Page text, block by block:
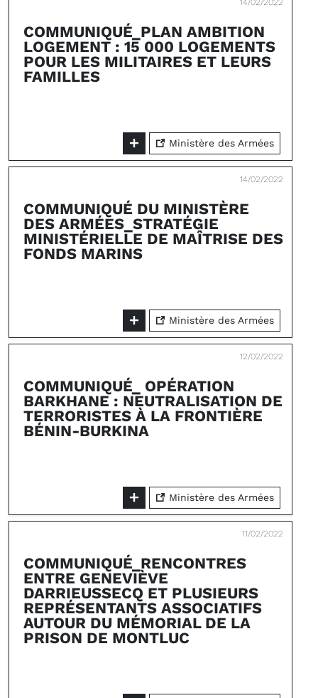
14/02/2022
COMMUNIQUÉ_PLAN AMBITION
LOGEMENT : 15 000 LOGEMENTS
POUR LES MILITAIRES ET LEURS
FAMILLES
Ministère des Armées
14/02/2022
COMMUNIQUÉ DU MINISTÈRE
DES ARMÉES_STRATÉGIE
MINISTÉRIELLE DE MAÎTRISE DES
FONDS MARINS
Ministère des Armées
12/02/2022
COMMUNIQUÉ_ OPÉRATION
BARKHANE : NEUTRALISATION DE
TERRORISTES À LA FRONTIÈRE
BÉNIN-BURKINA
Ministère des Armées
11/02/2022
COMMUNIQUÉ_RENCONTRES
ENTRE GENEVIÈVE
DARRIEUSSECQ ET PLUSIEURS
REPRÉSENTANTS ASSOCIATIFS
AUTOUR DU MÉMORIAL DE LA
PRISON DE MONTLUC